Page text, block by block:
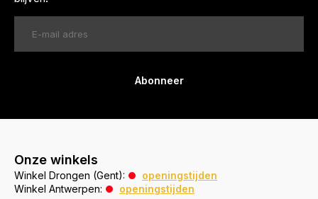
Abonneer
Onze winkels
Winkel Drongen (Gent):
openingstijden
Winkel Antwerpen:
openingstijden